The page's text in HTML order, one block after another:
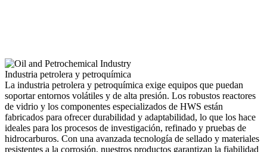
Industria petrolera y petroquímica
La industria petrolera y petroquímica exige equipos que puedan
soportar entornos volátiles y de alta presión. Los robustos reactores
de vidrio y los componentes especializados de HWS están
fabricados para ofrecer durabilidad y adaptabilidad, lo que los hace
ideales para los procesos de investigación, refinado y pruebas de
hidrocarburos. Con una avanzada tecnología de sellado y materiales
resistentes a la corrosión, nuestros productos garantizan la fiabilidad